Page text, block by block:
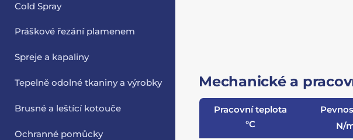
Cold Spray
Práškové řezání plamenem
Spreje a kapaliny
Tepelně odolné tkaniny a výrobky
Brusné a leštící kotouče
Ochranné pomůcky
Mechanické a
Pracovní teplota
°C
N/